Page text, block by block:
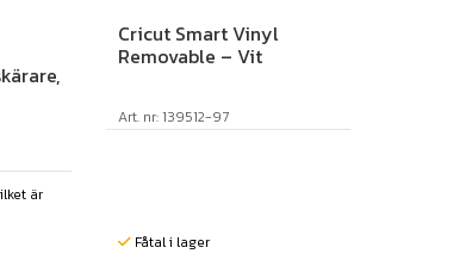
är
Cricut Smart Vinyl
Removable – Vit
Art. nr: 139512-97
Fåtal i lager